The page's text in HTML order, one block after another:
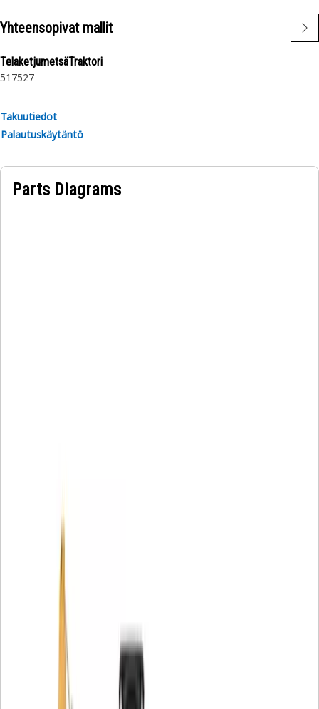
Yhteensopivat mallit
TelaketjumetsäTraktori
517527
Takuutiedot
Palautuskäytäntö
Parts Diagrams